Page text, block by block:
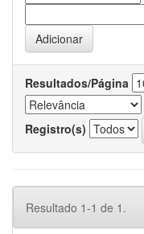
Resultados/Página
Registro(s)
Resultado 1-1 de 1.